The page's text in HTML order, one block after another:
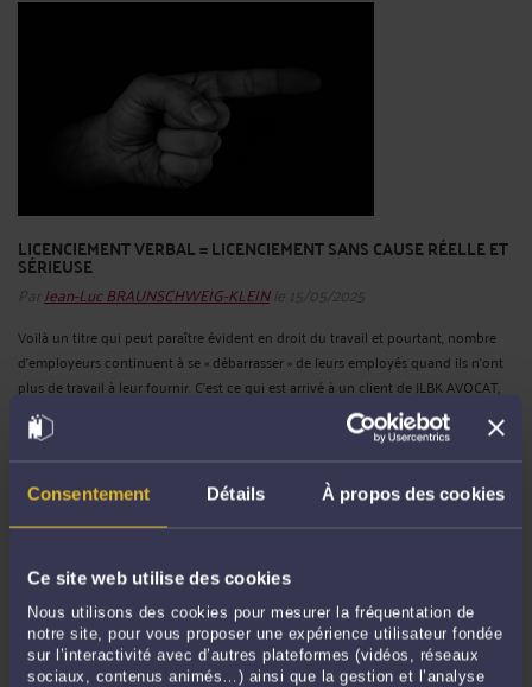
Consentement Détails À propos des cookies
Ce site web utilise des cookies
Nous utilisons des cookies pour mesurer la fréquentation de
notre site, pour vous proposer une expérience utilisateur fondée
sur l’interactivité avec d’autres plateformes (vidéos, réseaux
sociaux, contenus animés…) ainsi que la gestion et l’analyse
LICENCIEMENT VERBAL = LICENCIEMENT SANS CAUSE RÉELLE ET
SÉRIEUSE
Par Jean-Luc BRAUNSCHWEIG-KLEINle 15/05/2025
Voilà un titre qui peut paraître évident en droit du travail et pourtant, nombre
d’employeurs continuent à se « débarrasser » de leurs employés quand ils n’ont
plus de travail à leur fournir. C’est ce qui est arrivé à un client de JLBK AVOCAT,
ce qui a nécessité ...